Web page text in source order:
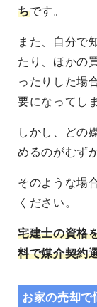
ちです。
また、自分で
たり、ほかの
ったりした場
要になってし
しかし、どの
めるのがむず
そのような場
ください。
宅建士の資格
料で媒介契約
お家の売却で